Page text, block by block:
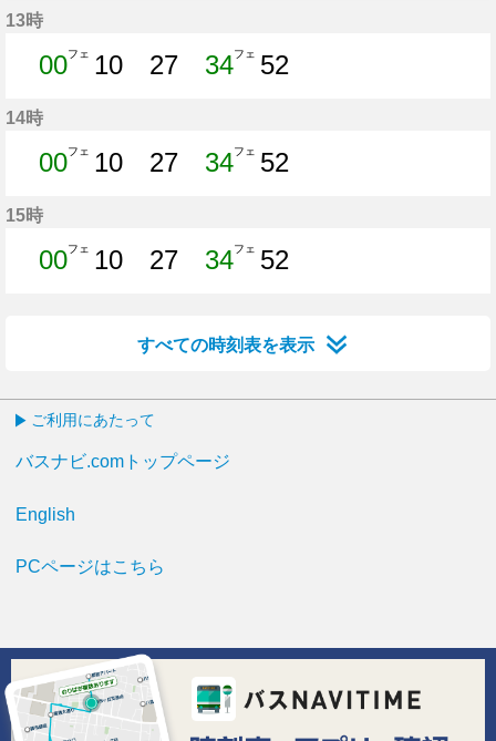
13時
00フェ
10
27
34フェ
52
14時
00フェ
10
27
34フェ
52
15時
00フェ
10
27
34フェ
52
すべての時刻表を表示
ご利用にあたって
バスナビ.comトップページ
English
PCページはこちら